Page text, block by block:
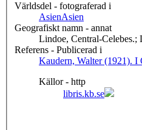
Världsdel - fotograferad i
AsienAsien
Geografiskt namn - annat
Lindoe, Central-Celebes.;
Referens - Publicerad i
Kaudern, Walter (1921). I
Källor - http
libris.kb.se